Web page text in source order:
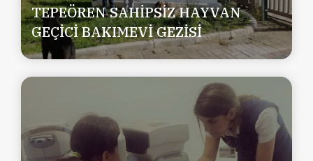
TEPEÖREN SAHİPSİZ HAYVAN
GEÇİCİ BAKIMEVİ GEZİSİ